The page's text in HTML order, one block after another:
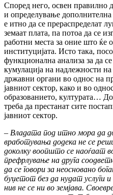
Според него, освен правилно
и определување
е итно да се прераспределат
земаат плата, па потоа да се
работни места за оние што ќе
институцијата. Исто така,
функционална анализа за да
кумулација на надлежности
државни органи во однос на
јавниот сектор, како и во
образованието, културата…
треба да престанат сите
јавниот сектор.
– Владата под итно мора да
вработувања додека не се
доколку воопшто се наоѓаат
префрлување на друга
да се говори за неосновано
буџетот без да нудат услуги и
нив не се ни во земјава.